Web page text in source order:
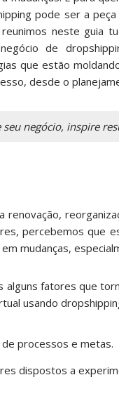
pode ser a
neste guia
de
que estão
desde o
negócio, inspire
renovação,
percebemos que
mudanças,
alguns fatores que
usando
processos e metas.
dispostos a